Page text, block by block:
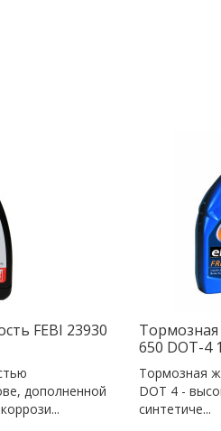
FEBI 23930
дополненной
650 DOT-4
Тормозная
DOT 4 -
синтетиче...